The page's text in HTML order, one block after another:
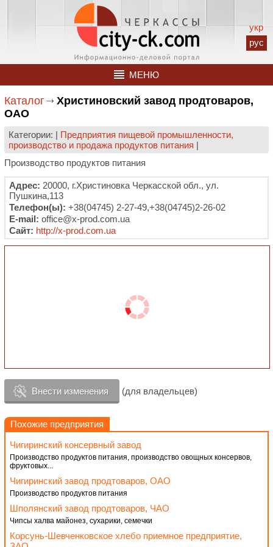
укр
рус
МЕНЮ
Каталог
Христиновский завод продтоваров,
ОАО
Категории: | Предприятия пищевой промышленности,
производство и продажа продуктов питания |
Производство продуктов питания
Адрес: 20000, г.Христиновка Черкасской обл., ул.
Пушкина,113
Телефон(ы): +38(04745) 2-27-49,+38(04745)2-26-02
E-mail: office@x-prod.com.ua
Сайт: http://x-prod.com.ua
Внести изменения (для владельцев)
Похожие предприятия
Чигиринский консервный завод
Производство продуктов питания, производство овощных консервов,
фруктовых...
Чигиринский завод продтоваров, ОАО
Производство продуктов питания
Шполянский завод продтоваров, ЧАО
Чипсы халва майонез, сухарики, семечки
Корсунь-Шевченковское хлебо приемное предприятие,